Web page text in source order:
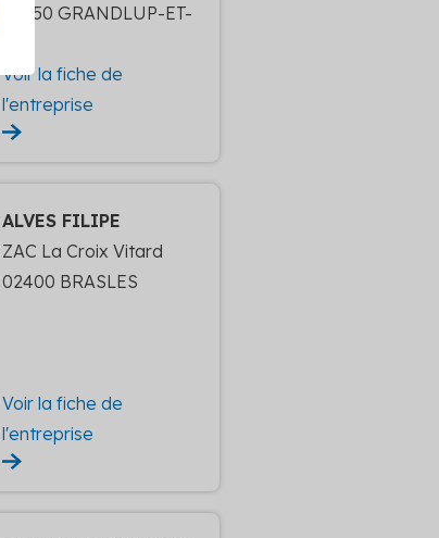
02350 GRANDLUP-ET-
Voir la fiche de
l'entreprise
ALVES FILIPE
ZAC La Croix Vitard
02400 BRASLES
Voir la fiche de
l'entreprise